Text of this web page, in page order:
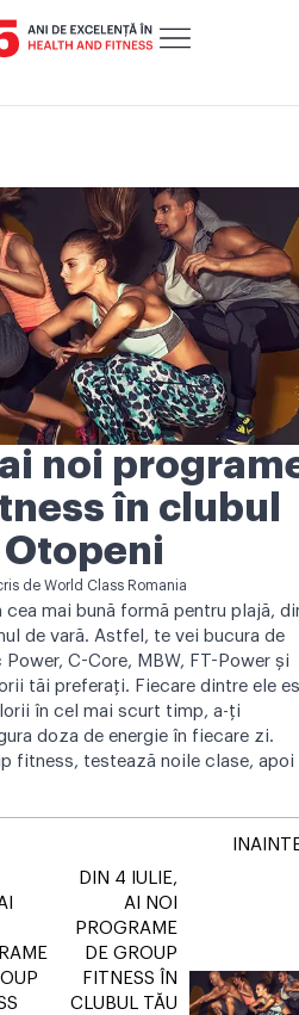
noi
în clubul
Otopeni
de World Class Romania
cea mai bună formă pentru plajă,
de vară. Astfel, te vei bucura de
C-Core, MBW, FT-Power și
tăi preferați. Fiecare dintre ele
în cel mai scurt timp, a-ți
doza de energie în fiecare zi.
fitness, testează noile clase, apoi
DIN 4 IULIE,
AI NOI
PROGRAME
DE GROUP
FITNESS ÎN
CLUBUL TĂU